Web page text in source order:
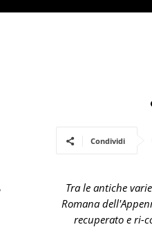
Condividi
Tra le antiche
Romana
recuperato e ri-